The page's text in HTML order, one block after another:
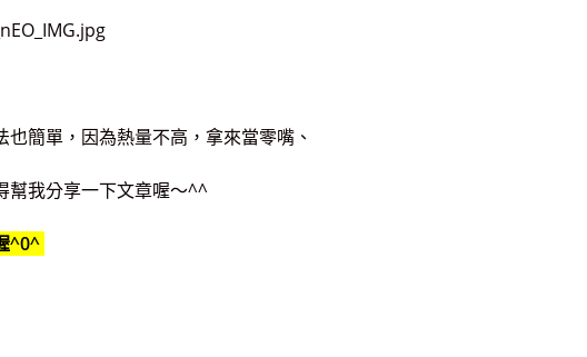
簡單，因為熱量不高，拿來當零嘴、
幫我分享一下文章喔～^^
^0^